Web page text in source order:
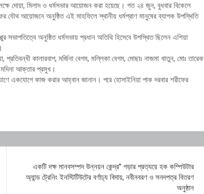
দোয়া, মিলাদ ও ধর্মসভার আয়োজন করা হয়েছে। গত ২৪ জুন, বুধবার বিকেলে
যৌথ আয়োজনে অনুষ্ঠিত এই মাহফিলে স্থানীয় ধর্মপ্রাণ মানুষের ব্যাপক উপস্থিতি
সভাপতিত্বে অনুষ্ঠিত ধর্মসভায় প্রধান অতিথি হিসেবে উপস্থিত ছিলেন এশিয়া
কালারবাপ, মর্জিনা বেগম, মল্লিকা বেগম, মোছাঃ নাজমা খাতুন, মোঃ তারেক
আক্তার প্রমুখ।
একযোগে কাজ করার আহ্বান জানান। পরে হোসাইনিয়া পাক দরবার শরীফের
একটি দক্ষ মানবসম্পদ উন্নয়ন কেন্দ্র” গড়ার প্রত্যয়ে হক কম্পিউটার
অ্যান্ড ট্রেনিং ইনস্টিটিউটের বর্ণাঢ্য বিদায়, নবীনবরণ ও সনদপত্র বিতরণ
অনুষ্ঠান